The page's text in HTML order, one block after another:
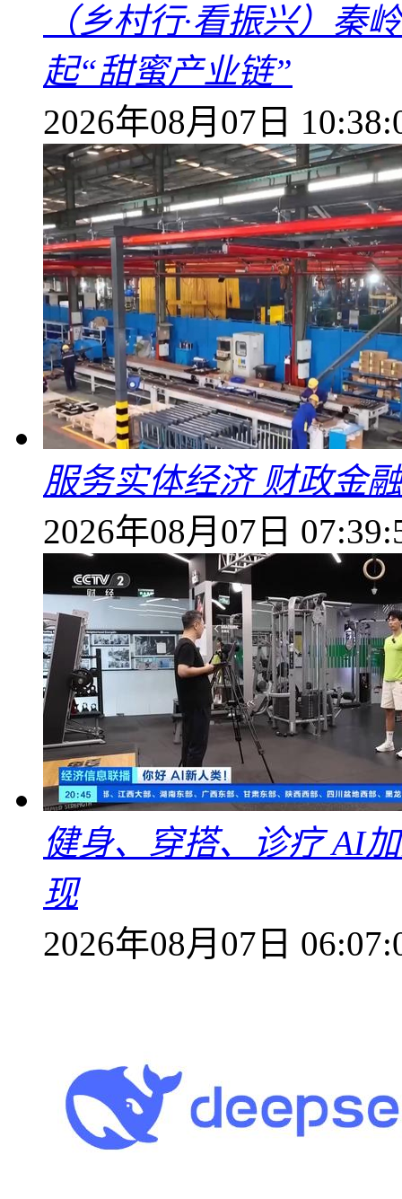
（乡村行·看振兴）秦
起“甜蜜产业链”
2026年08月07日
服务实体经济 财政金
2026年08月07日
健身、穿搭、诊疗 AI
现
2026年08月07日